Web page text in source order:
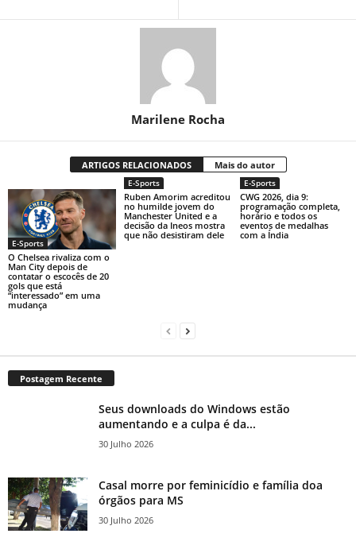
Marilene Rocha
ARTIGOS RELACIONADOS Mais do autor
E-Sports
O Chelsea rivaliza com o
Man City depois de
contatar o escocês de 20
gols que está
“interessado” em uma
mudança
E-Sports
Ruben Amorim acreditou
no humilde jovem do
Manchester United e a
decisão da Ineos mostra
que não desistiram dele
E-Sports
CWG 2026, dia 9:
programação completa,
horário e todos os
eventos de medalhas
com a Índia
Postagem Recente
Seus downloads do Windows estão
aumentando e a culpa é da...
30 Julho 2026
Casal morre por feminicídio e família doa
órgãos para MS
30 Julho 2026